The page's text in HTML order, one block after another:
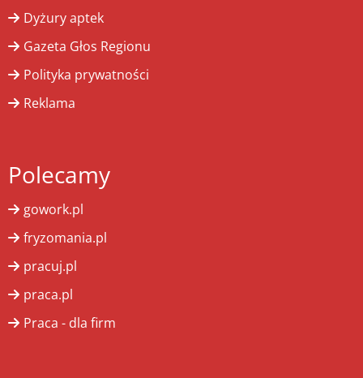
Dyżury aptek
Gazeta Głos Regionu
Polityka prywatności
Reklama
Polecamy
gowork.pl
fryzomania.pl
pracuj.pl
praca.pl
Praca - dla firm